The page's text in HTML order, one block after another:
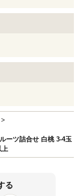
ーツ詰合せ 白桃 3-4玉
る